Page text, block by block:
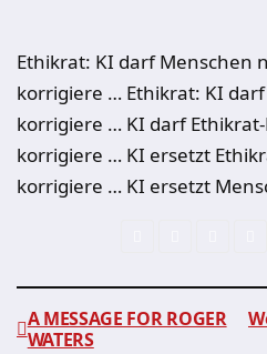
Ethikrat: KI darf Menschen
korrigiere … Ethikrat: KI
korrigiere … KI darf
korrigiere … KI ersetzt
korrigiere … KI ersetzt
A MESSAGE FOR ROGER
WATERS